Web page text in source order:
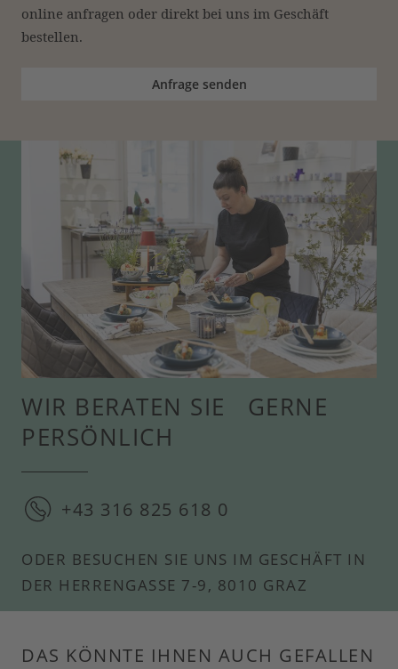
online anfragen oder direkt bei uns im Geschäft
bestellen.
Anfrage senden
WIR BERATEN SIE GERNE
PERSÖNLICH
+43 316 825 618 0
ODER BESUCHEN SIE UNS IM GESCHÄFT IN
DER HERRENGASSE 7-9, 8010 GRAZ
DAS KÖNNTE IHNEN AUCH GEFALLEN